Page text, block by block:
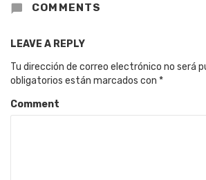
COMMENTS
LEAVE A REPLY
Tu dirección de correo electrónico no será
obligatorios están marcados con *
Comment